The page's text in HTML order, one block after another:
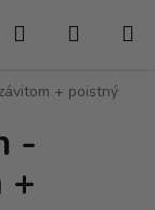
Hľadať
+ poistný
-
+